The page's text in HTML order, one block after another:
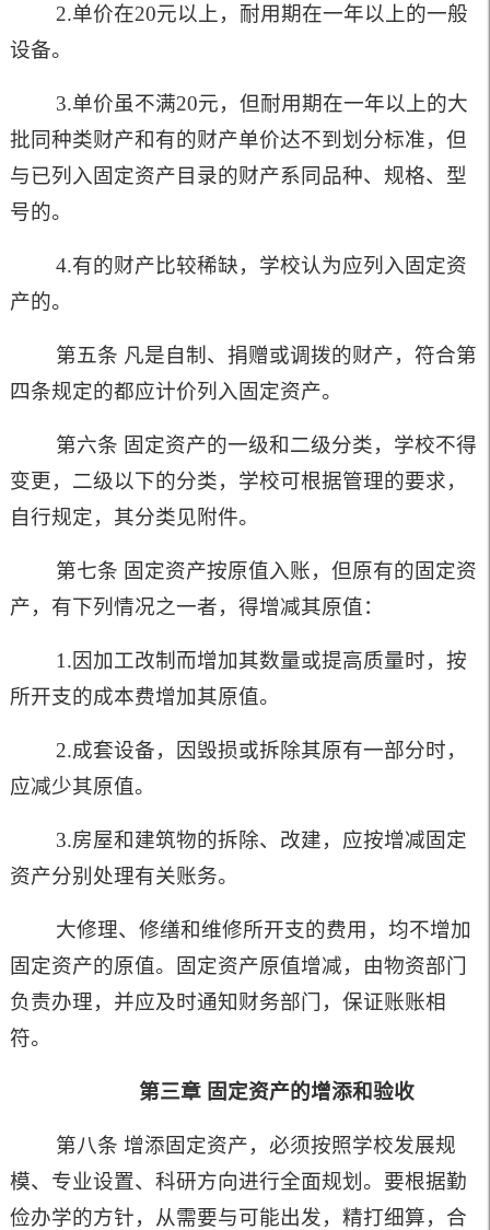
2.单价在20元以上，耐用期在一年以上的一般
设备。
3.单价虽不满20元，但耐用期在一年以上的大
批同种类财产和有的财产单价达不到划分标准，但
与已列入固定资产目录的财产系同品种、规格、型
号的。
4.有的财产比较稀缺，学校认为应列入固定资
产的。
第五条 凡是自制、捐赠或调拨的财产，符合第
四条规定的都应计价列入固定资产。
第六条 固定资产的一级和二级分类，学校不得
变更，二级以下的分类，学校可根据管理的要求，
自行规定，其分类见附件。
第七条 固定资产按原值入账，但原有的固定资
产，有下列情况之一者，得增减其原值：
1.因加工改制而增加其数量或提高质量时，按
所开支的成本费增加其原值。
2.成套设备，因毁损或拆除其原有一部分时，
应减少其原值。
3.房屋和建筑物的拆除、改建，应按增减固定
资产分别处理有关账务。
大修理、修缮和维修所开支的费用，均不增加
固定资产的原值。固定资产原值增减，由物资部门
负责办理，并应及时通知财务部门，保证账账相
符。
第三章 固定资产的增添和验收
第八条 增添固定资产，必须按照学校发展规
模、专业设置、科研方向进行全面规划。要根据勤
俭办学的方针，从需要与可能出发，精打细算，合